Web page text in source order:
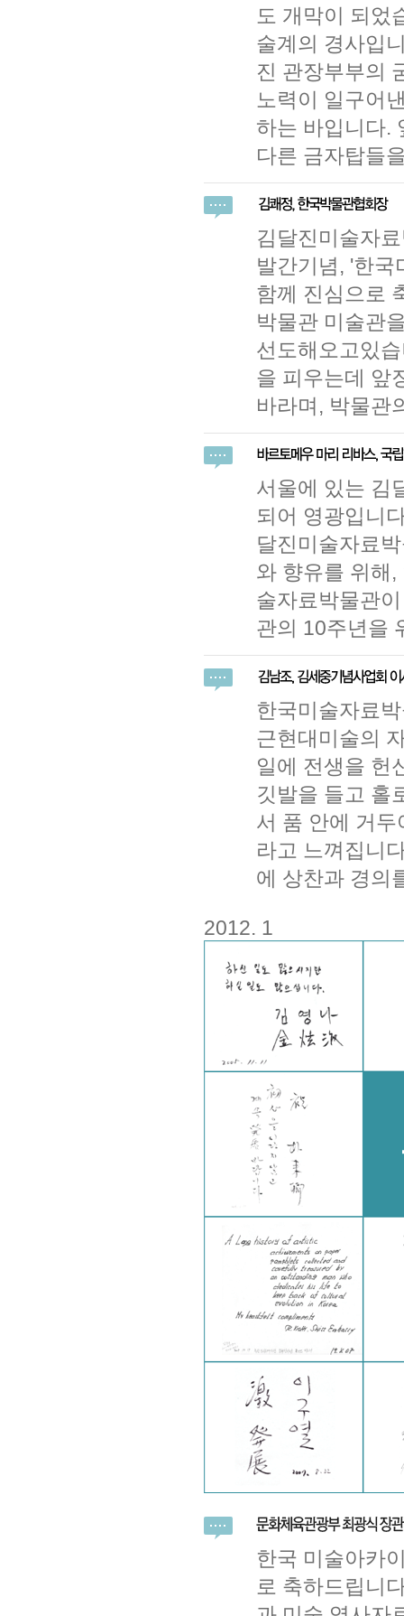
도 개막이 되었
술계의 경사입
진 관장부부의
노력이 일구어
하는 바입니다.
다른 금자탑들
김달진미술자
발간기념, '한국
함께 진심으로
박물관 미술관
선도해오고있
을 피우는데 앞
바라며, 박물관
서울에 있는 김
되어 영광입니
달진미술자료
와 향유를 위해
술자료박물관
관의 10주년을
한국미술자료
근현대미술의
일에 전생을 헌
깃발을 들고 홀
서 품 안에 거
라고 느껴집니
에 상찬과 경의
2012. 1
한국 미술아카
로 축하드립니